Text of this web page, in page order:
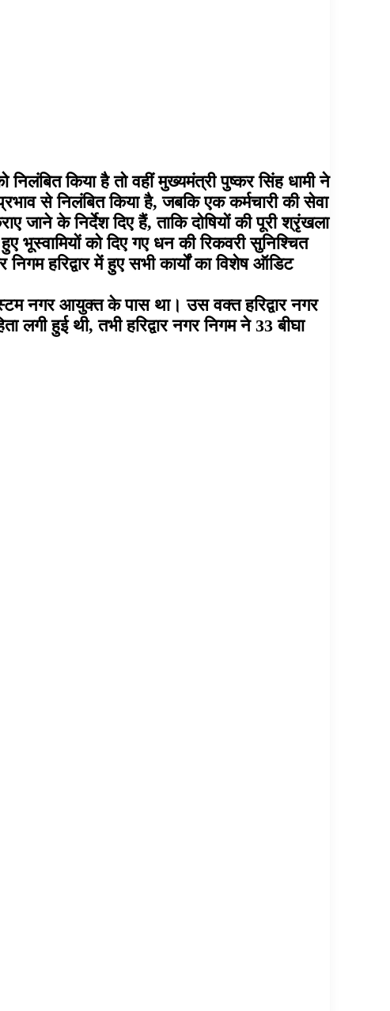
किया है तो वहीं मुख्यमंत्री पुष्कर सिंह धामी ने
से निलंबित किया है, जबकि एक कर्मचारी की सेवा
जाने के निर्देश दिए हैं, ताकि दोषियों की पूरी श्रृंखला
को दिए गए धन की रिकवरी सुनिश्चित
हरिद्वार में हुए सभी कार्यों का विशेष ऑडिट
नगर आयुक्त के पास था। उस वक्त हरिद्वार नगर
हुई थी, तभी हरिद्वार नगर निगम ने 33 बीघा